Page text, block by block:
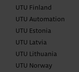
UTU Finland
UTU Automation
UTU Estonia
UTU Latvia
UTU Lithuania
UTU Norway